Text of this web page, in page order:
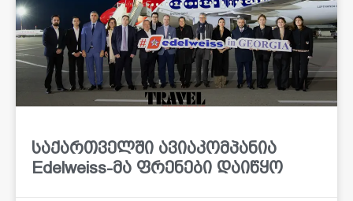
საქართველში ავიაკომპანია
Edelweiss-მა ფრენები დაიწყო